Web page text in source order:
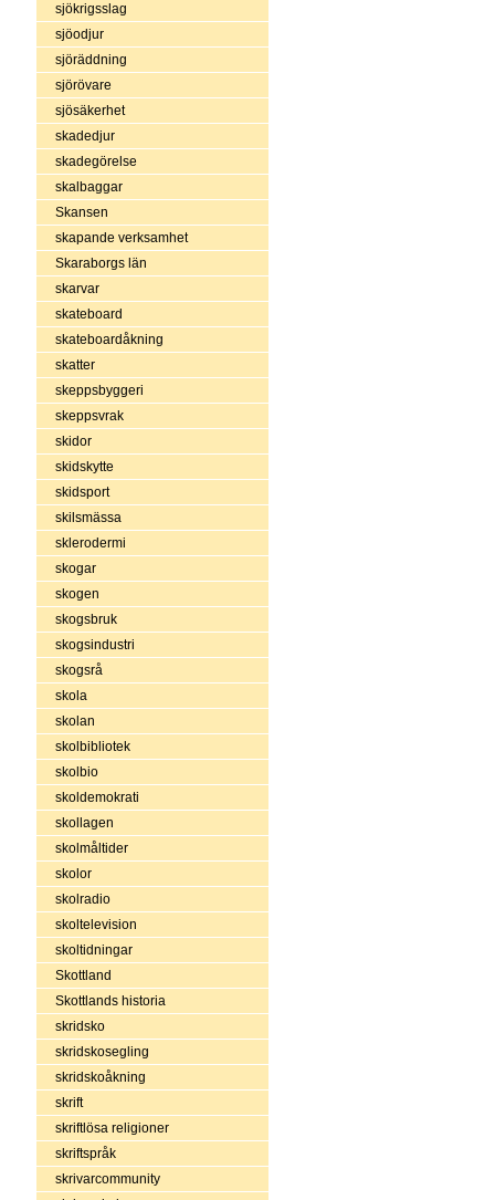
sjökrigsslag
sjöodjur
sjöräddning
sjörövare
sjösäkerhet
skadedjur
skadegörelse
skalbaggar
Skansen
skapande verksamhet
Skaraborgs län
skarvar
skateboard
skateboardåkning
skatter
skeppsbyggeri
skeppsvrak
skidor
skidskytte
skidsport
skilsmässa
sklerodermi
skogar
skogen
skogsbruk
skogsindustri
skogsrå
skola
skolan
skolbibliotek
skolbio
skoldemokrati
skollagen
skolmåltider
skolor
skolradio
skoltelevision
skoltidningar
Skottland
Skottlands historia
skridsko
skridskosegling
skridskoåkning
skrift
skriftlösa religioner
skriftspråk
skrivarcommunity